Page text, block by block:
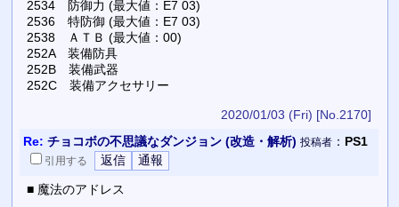
2534 防御力 (最大値：E7 03)
2536 特防御 (最大値：E7 03)
2538 ＡＴＢ (最大値：00)
252A 装備防具
252B 装備武器
252C 装備アクセサリー
2020/01/03 (Fri) [No.2170]
Re: チョコボの不思議なダンジョン (改造・解析) 投稿者： PS1
引用する
■ 魔法のアドレス